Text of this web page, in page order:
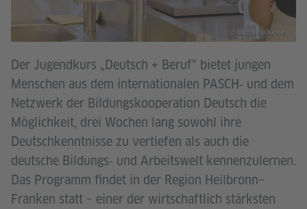
© Michaela Klose
Der Jugendkurs „Deutsch + Beruf“ bietet jungen
Menschen aus dem internationalen PASCH‑ und dem
Netzwerk der Bildungskooperation Deutsch die
Möglichkeit, drei Wochen lang sowohl ihre
Deutschkenntnisse zu vertiefen als auch die
deutsche Bildungs‑ und Arbeitswelt kennenzulernen.
Das Programm findet in der Region Heilbronn–
Franken statt – einer der wirtschaftlich stärksten